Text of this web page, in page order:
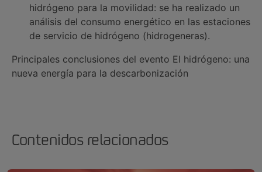
hidrógeno para la movilidad: se ha realizado un
análisis del consumo energético en las estaciones
de servicio de hidrógeno (hidrogeneras).
Principales conclusiones del evento El hidrógeno: una
nueva energía para la descarbonización
Contenidos relacionados